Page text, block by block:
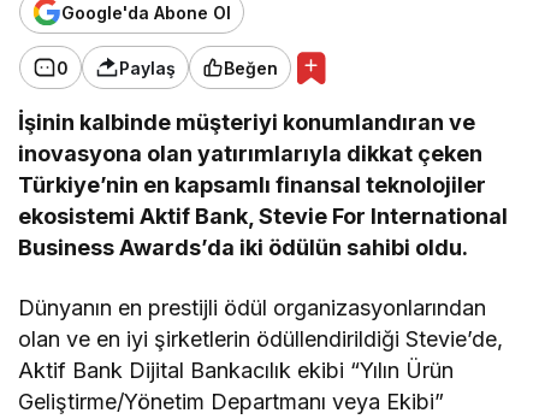
Google'da Abone Ol
0 Paylaş Beğen
İşinin kalbinde müşteriyi konumlandıran ve
inovasyona olan yatırımlarıyla dikkat çeken
Türkiye’nin en kapsamlı finansal teknolojiler
ekosistemi Aktif Bank, Stevie For International
Business Awards’da iki ödülün sahibi oldu.
Dünyanın en prestijli ödül organizasyonlarından
olan ve en iyi şirketlerin ödüllendirildiği Stevie’de,
Aktif Bank Dijital Bankacılık ekibi “Yılın Ürün
Geliştirme/Yönetim Departmanı veya Ekibi”